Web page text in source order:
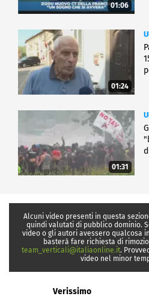
01:06
01:24
01:31
Alcuni video presenti in questa
quindi valutati di pubblico dominio.
video o gli autori avessero qualcosa
basterà fare richiesta di
team_verticali@italiaonline.it.
video nel minor
Verissimo